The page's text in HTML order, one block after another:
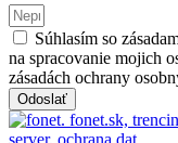
Súhlasím so
na spracovanie mojich
zásadách ochrany
Odoslať